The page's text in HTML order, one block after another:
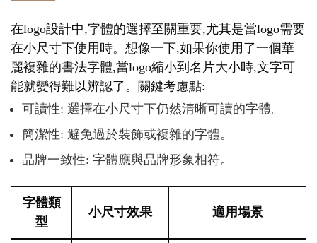
在logo設計中,字體的選擇至關重要,尤其是當logo需要
在小尺寸下使用時。想像一下,如果你使用了一個華
麗複雜的書法字體,當logo縮小到名片大小時,文字可
能就變得難以辨認了。關鍵考慮點:
可讀性: 選擇在小尺寸下仍然清晰可讀的字體。
簡潔性: 避免過於裝飾或複雜的字體。
品牌一致性: 字體應與品牌形象相符。
字體類
型
小尺寸效果 適用場景